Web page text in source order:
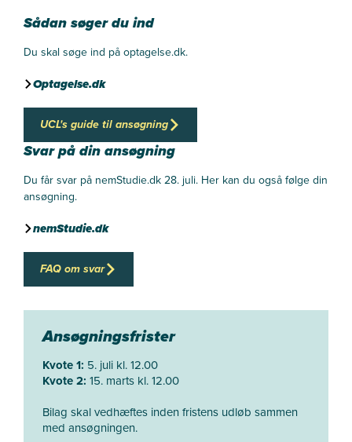
Sådan søger du ind
Du skal søge ind på optagelse.dk.
Optagelse.dk
UCL's guide til ansøgning
Svar på din ansøgning
Du får svar på nemStudie.dk 28. juli. Her kan du også følge din
ansøgning.
nemStudie.dk
FAQ om svar
Ansøgningsfrister
Kvote 1: 5. juli kl. 12.00
Kvote 2: 15. marts kl. 12.00
Bilag skal vedhæftes inden fristens udløb sammen
med ansøgningen.